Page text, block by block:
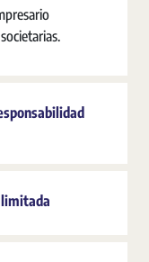
limitada